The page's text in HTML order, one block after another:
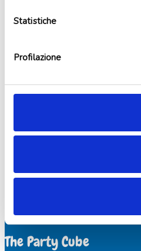
Statistiche
Profilazione
Aggiungi alla lista dei desideri
party Minnie 16 persone
The Party Cube